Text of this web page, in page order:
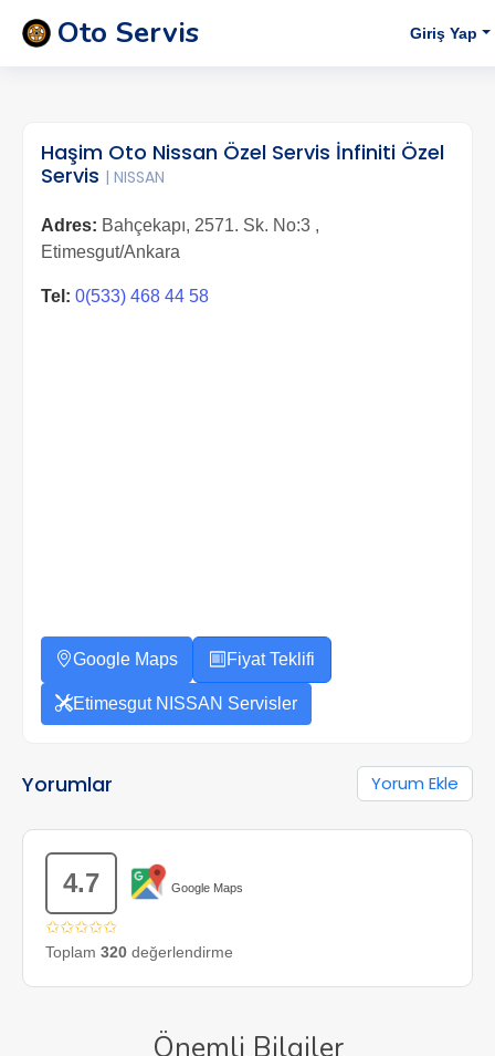
Oto Servis Giriş Yap
Haşim Oto Nissan Özel Servis İnfiniti Özel
Servis | NISSAN
Adres: Bahçekapı, 2571. Sk. No:3 ,
Etimesgut/Ankara
Tel: 0(533) 468 44 58
Google Maps Fiyat Teklifi
Etimesgut NISSAN Servisler
Yorumlar Yorum Ekle
4.7 Google Maps
✩✩✩✩✩
Toplam 320 değerlendirme
Önemli Bilgiler